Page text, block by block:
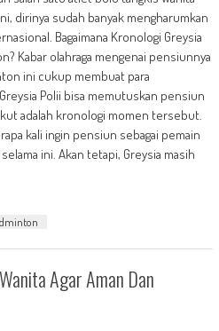
dirinya sudah banyak mengharumkan
Bagaimana Kronologi Greysia
Kabar olahraga mengenai pensiunnya
ini cukup membuat para
Polii bisa memutuskan pensiun
adalah kronologi momen tersebut.
kali ingin pensiun sebagai pemain
ini. Akan tetapi, Greysia masih
Agar Aman Dan